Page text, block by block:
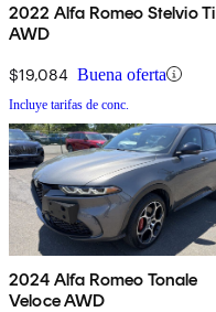
2022 Alfa Romeo Stelvio Ti
AWD
$19,084 Buena oferta
Incluye tarifas de conc.
2024 Alfa Romeo Tonale
Veloce AWD